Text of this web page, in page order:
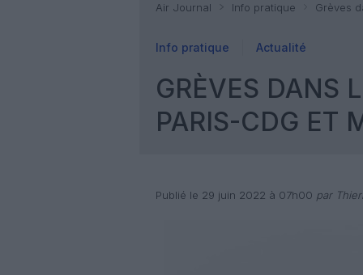
Air Journal Info pratique Grèves
Info pratique Actualité
GRÈVES DANS
PARIS-CDG ET
Publié le 29 juin 2022 à 07h00 par